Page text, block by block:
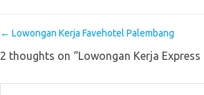
Post navigation
← Lowongan Kerja Favehotel Palembang
2 thoughts on “Lowongan Kerja Express